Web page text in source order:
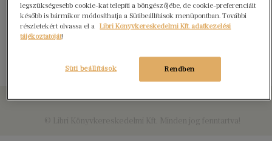
Eufória – Sylvia Plath
élete nyomán
legszükségesebb cookie-kat telepíti a böngészőjébe, de cookie-preferenciáit
később is bármikor módosíthatja a Sütibeállítások menüpontban. További
részletekért olvassa el a
Libri Könyvkereskedelmi Kft. adatkezelési
tájékoztatóját!
Rendben
Süti beállítások